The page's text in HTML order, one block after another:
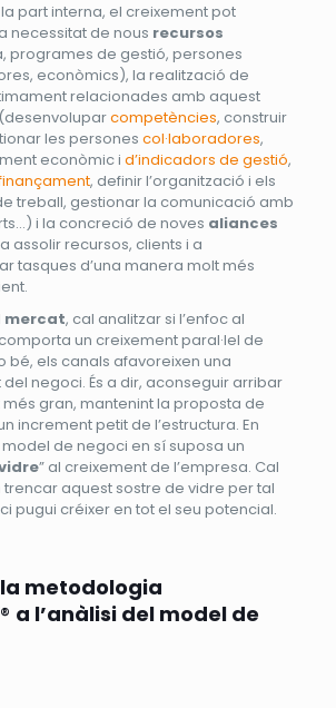
part interna, el creixement pot
necessitat de nous recursos
programes de gestió, persones
econòmics), la realització de
relacionades amb aquest
competències, construir
les persones col·laboradores,
econòmic i d’indicadors de gestió,
, definir l’organització i els
treball, gestionar la comunicació amb
i la concreció de noves aliances
assolir recursos, clients i a
tasques d’una manera molt més
mercat, cal analitzar si l’enfoc al
un creixement paral·lel de
bé, els canals afavoreixen una
negoci. És a dir, aconseguir arribar
gran, mantenint la proposta de
increment petit de l’estructura. En
de negoci en sí suposa un
” al creixement de l’empresa. Cal
aquest sostre de vidre per tal
pugui créixer en tot el seu potencial.
metodologia
a l’anàlisi del model de